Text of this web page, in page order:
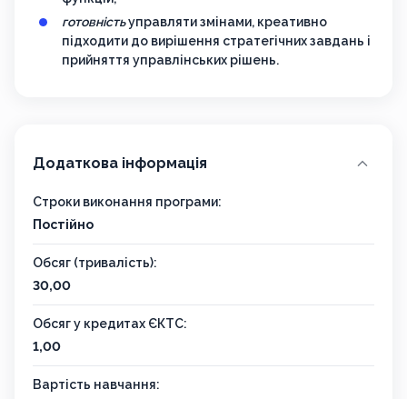
готовністьуправляти змінами, креативно
підходити до вирішення стратегічних завдань і
прийняття управлінських рішень.
Додаткова інформація
Строки виконання програми:
Постійно
Обсяг (тривалість):
30,00
Обсяг у кредитах ЄКТС:
1,00
Вартість навчання: